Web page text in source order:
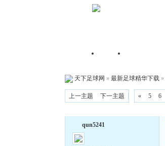
首页
天下足球网 » 最新足球精华下载 »
上一主题 下一主题 « 5 6
qun5241